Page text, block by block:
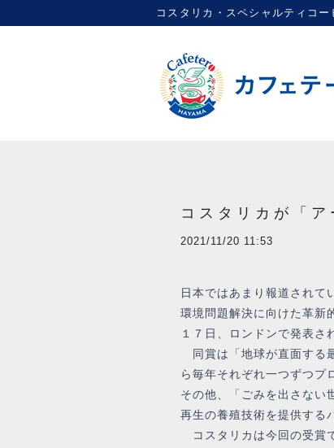
コスタリカ・スペシャルティコ
コスタリカが「
2021/11/20 11:53
日本ではあまり報道されて
環境問題解決に向けた革新
１７日、ロンドンで発表さ
同賞は「地球が直面する
ら毎年それぞれ一つずつプ
その他、「ごみを出さない
再生の養殖技術を提供する
コスタリカは今回の受賞